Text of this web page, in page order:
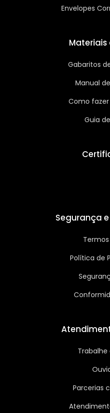
Envelopes
Gabaritos
Manual
Como
Guia
Segurança
Política de
Parcerias